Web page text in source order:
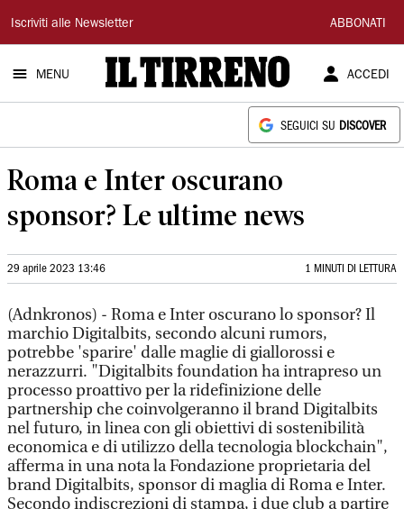
Il
Tirreno
Iscriviti alle Newsletter ABBONATI
MENU ACCEDI
SEGUICI SU DISCOVER
Roma e Inter oscurano
sponsor? Le ultime news
29 aprile 2023 13:46 1 MINUTI DI LETTURA
(Adnkronos) - Roma e Inter oscurano lo sponsor? Il
marchio Digitalbits, secondo alcuni rumors,
potrebbe 'sparire' dalle maglie di giallorossi e
nerazzurri. "Digitalbits foundation ha intrapreso un
processo proattivo per la ridefinizione delle
partnership che coinvolgeranno il brand Digitalbits
nel futuro, in linea con gli obiettivi di sostenibilità
economica e di utilizzo della tecnologia blockchain",
afferma in una nota la Fondazione proprietaria del
brand Digitalbits, sponsor di maglia di Roma e Inter.
Secondo indiscrezioni di stampa, i due club a partire